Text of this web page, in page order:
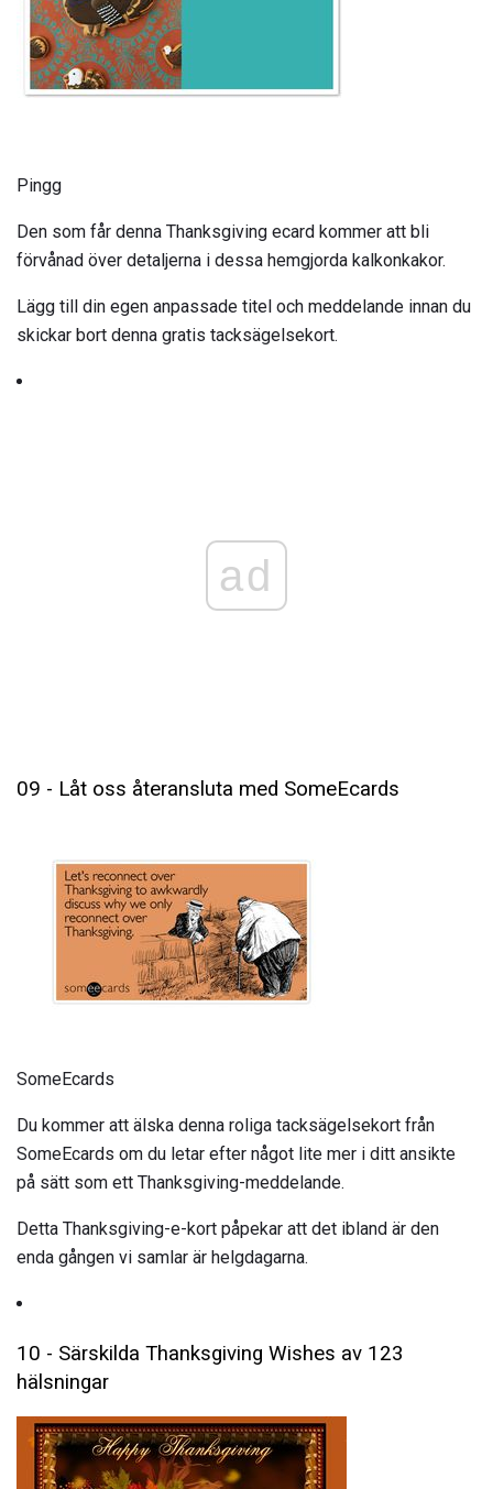
Pingg
Den som får denna Thanksgiving ecard kommer att bli
förvånad över detaljerna i dessa hemgjorda kalkonkakor.
Lägg till din egen anpassade titel och meddelande innan du
skickar bort denna gratis tacksägelsekort.
ad
09 - Låt oss återansluta med SomeEcards
SomeEcards
Du kommer att älska denna roliga tacksägelsekort från
SomeEcards om du letar efter något lite mer i ditt ansikte
på sätt som ett Thanksgiving-meddelande.
Detta Thanksgiving-e-kort påpekar att det ibland är den
enda gången vi samlar är helgdagarna.
10 - Särskilda Thanksgiving Wishes av 123
hälsningar